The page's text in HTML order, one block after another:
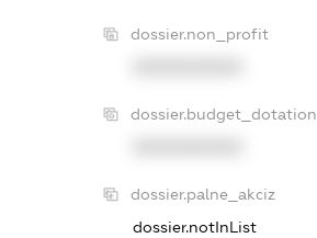
dossier.non_profit
dossier.budget_dotation
dossier.palne_akciz
dossier.notInList